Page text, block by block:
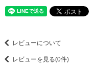
レビューについて
レビューを見る(0件)